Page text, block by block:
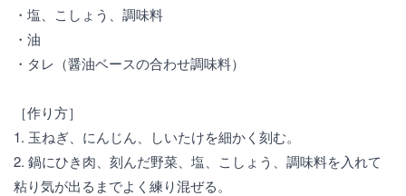
・塩、こしょう、調味料
・油
・タレ（醤油ベースの合わせ調味料）
［作り方］
1. 玉ねぎ、にんじん、しいたけを細かく刻む。
2. 鍋にひき肉、刻んだ野菜、塩、こしょう、調味料を入れて
粘り気が出るまでよく練り混ぜる。